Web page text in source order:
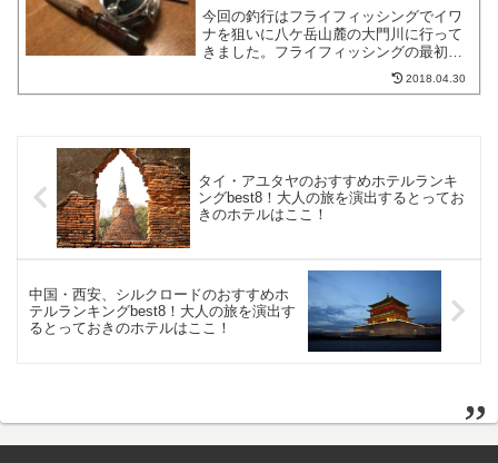
今回の釣行はフライフィッシングでイワ
ナを狙いに八ケ岳山麓の大門川に行って
きました。フライフィッシングの最初の
イメージは、まあなんと、まどろっこし
い釣りだ！でした。餌の代わりにフライ
2018.04.30
タイ・アユタヤのおすすめホテルランキ
ングbest8！大人の旅を演出するとってお
きのホテルはここ！
中国・西安、シルクロードのおすすめホ
テルランキングbest8！大人の旅を演出す
るとっておきのホテルはここ！